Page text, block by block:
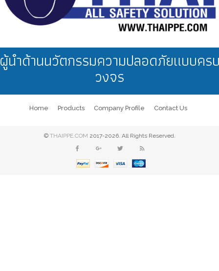
นำด้านนวัตกรรมความปลอดภัยแบบคร
วงจร
Home Products Company Profile Contact Us
© THAIPPE.COM 2017-2026. All Rights Reserved.